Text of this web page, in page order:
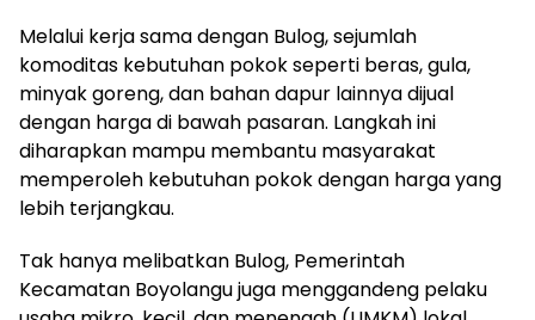
Melalui kerja sama dengan Bulog, sejumlah
komoditas kebutuhan pokok seperti beras, gula,
minyak goreng, dan bahan dapur lainnya dijual
dengan harga di bawah pasaran. Langkah ini
diharapkan mampu membantu masyarakat
memperoleh kebutuhan pokok dengan harga yang
lebih terjangkau.
Tak hanya melibatkan Bulog, Pemerintah
Kecamatan Boyolangu juga menggandeng pelaku